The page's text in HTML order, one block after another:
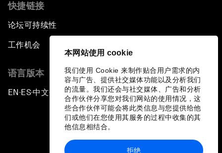
本网站使用 cookie
我们使用 Cookie 来制作贴合用户需求的内
容与广告、提供社交媒体功能以及分析我们
的流量。我们还会与社交媒体、广告和分析
合作伙伴分享您对我们网站的使用情况，这
些合作伙伴可能会将此类信息与您提供给他
们或他们在您使用其服务的过程中收集的其
他信息相结合。
拒绝
快捷链接
论坛可持续性
工作机会
语言版本
EN ▪ES▪中文▪ 日本語